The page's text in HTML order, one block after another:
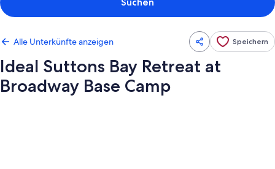
Alle Unterkünfte anzeigen Speichern
Ideal Suttons Bay Retreat at
Broadway Base Camp